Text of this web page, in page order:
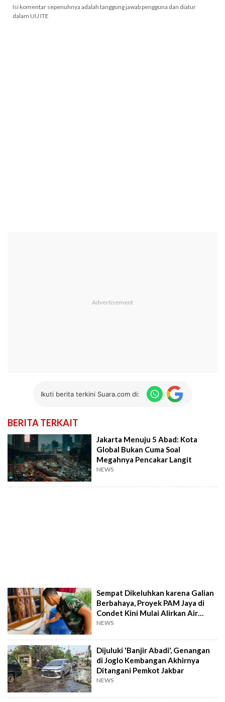
Isi komentar sepenuhnya adalah tanggung jawab pengguna dan diatur
dalam UU ITE
Ikuti berita terkini Suara.com di:
BERITA TERKAIT
Jakarta Menuju 5 Abad: Kota
Global Bukan Cuma Soal
Megahnya Pencakar Langit
NEWS
Sempat Dikeluhkan karena Galian
Berbahaya, Proyek PAM Jaya di
Condet Kini Mulai Alirkan Air
Bersih
NEWS
Dijuluki 'Banjir Abadi', Genangan
di Joglo Kembangan Akhirnya
Ditangani Pemkot Jakbar
NEWS